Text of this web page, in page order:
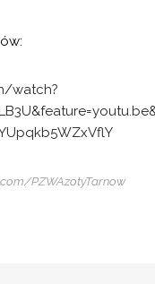
watch?
PZWAzotyTarnow